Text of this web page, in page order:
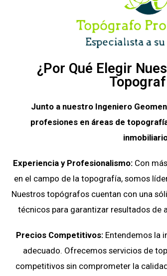
¿Por Qué Elegir
Junto a nuestro Ingeniero
profesiones en áreas de
Experiencia y Profesionalismo: Con
en el campo de la topografía, somos
Nuestros topógrafos cuentan con una
técnicos para garantizar resultados de
Precios Competitivos:Entendemos la
adecuado. Ofrecemos servicios de
competitivos sin comprometer la